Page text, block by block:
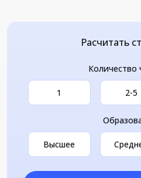
Расчитать
Количество
1 2-5
Высшее